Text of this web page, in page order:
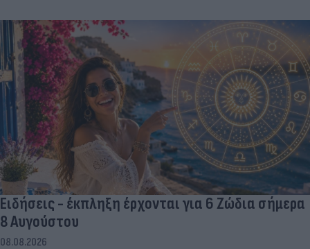
Ειδήσεις - έκπληξη έρχονται για 6 Ζώδια σήμερα
8 Αυγούστου
08.08.2026